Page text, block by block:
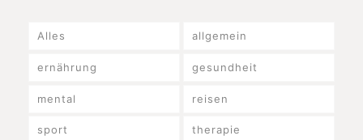
Alles allgemein
ernährung gesundheit
mental reisen
sport therapie